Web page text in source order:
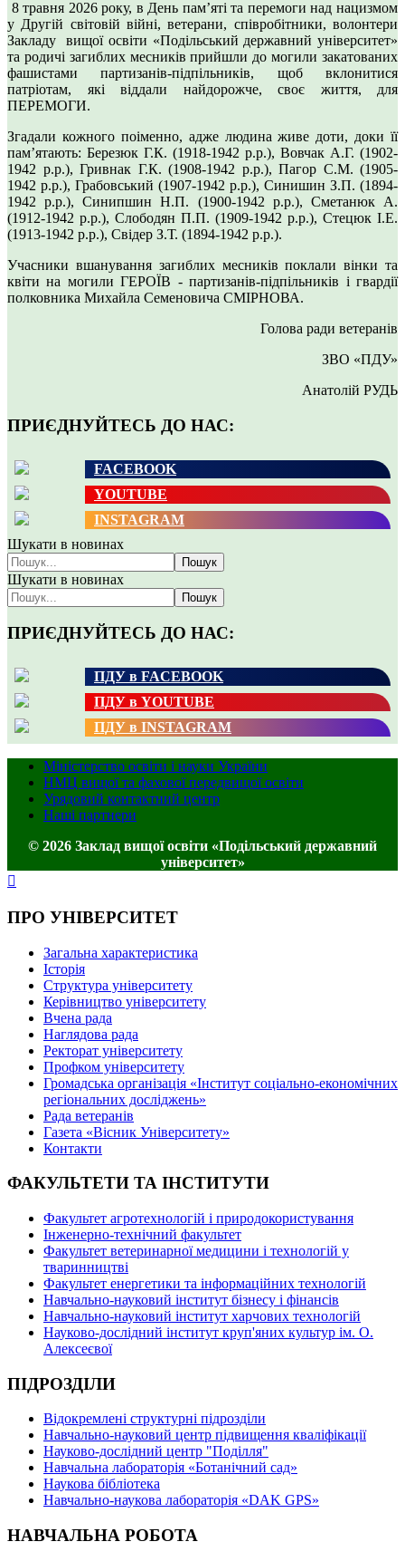
8 травня 2026 року, в День пам’яті та перемоги над нацизмом
у Другій світовій війні, ветерани, співробітники, волонтери
Закладу вищої освіти «Подільський державний університет»
та родичі загиблих месників прийшли до могили закатованих
фашистами партизанів-підпільників, щоб вклонитися
патріотам, які віддали найдорожче, своє життя, для
ПЕРЕМОГИ.
Згадали кожного поіменно, адже людина живе доти, доки її
пам’ятають: Березюк Г.К. (1918-1942 р.р.), Вовчак А.Г. (1902-
1942 р.р.), Гривнак Г.К. (1908-1942 р.р.), Пагор С.М. (1905-
1942 р.р.), Грабовський (1907-1942 р.р.), Синишин З.П. (1894-
1942 р.р.), Синипшин Н.П. (1900-1942 р.р.), Сметанюк А.
(1912-1942 р.р.), Слободян П.П. (1909-1942 р.р.), Стецюк І.Е.
(1913-1942 р.р.), Свідер З.Т. (1894-1942 р.р.).
Учасники вшанування загиблих месників поклали вінки та
квіти на могили ГЕРОЇВ - партизанів-підпільників і гвардії
полковника Михайла Семеновича СМІРНОВА.
Голова ради ветеранів
ЗВО «ПДУ»
Анатолій РУДЬ
ПРИЄДНУЙТЕСЬ ДО НАС:
FACEBOOK
YOUTUBE
INSTAGRAM
Шукати в новинах
Пошук
Шукати в новинах
Пошук
ПРИЄДНУЙТЕСЬ ДО НАС:
ПДУ в FACEBOOK
ПДУ в YOUTUBE
ПДУ в INSTAGRAM
Міністерство освіти і науки України
НМЦ вищої та фахової передвищої освіти
Урядовий контактний центр
Наші партнери
© 2026 Заклад вищої освіти «Подільський державний
університет»
ПРО УНІВЕРСИТЕТ
Загальна характеристика
Історія
Структура університету
Керівництво університету
Вчена рада
Наглядова рада
Ректорат університету
Профком університету
Громадська організація «Інститут соціально-економічних
регіональних досліджень»
Рада ветеранів
Газета «Вісник Університету»
Контакти
ФАКУЛЬТЕТИ ТА ІНСТИТУТИ
Факультет агротехнологій і природокористування
Інженерно-технічний факультет
Факультет ветеринарної медицини і технологій у
тваринництві
Факультет енергетики та інформаційних технологій
Навчально-науковий інститут бізнесу і фінансів
Навчально-науковий інститут харчових технологій
Науково-дослідний інститут круп'яних культур ім. О.
Алексеєвої
ПІДРОЗДІЛИ
Відокремлені структурні підрозділи
Навчально-науковий центр підвищення кваліфікації
Науково-дослідний центр "Поділля"
Навчальна лабораторія «Ботанічний сад»
Наукова бібліотека
Навчально-наукова лабораторія «DAK GPS»
НАВЧАЛЬНА РОБОТА